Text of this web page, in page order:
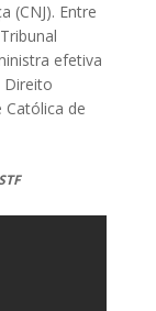
(CNJ). Entre
efetiva
Direito
Católica de